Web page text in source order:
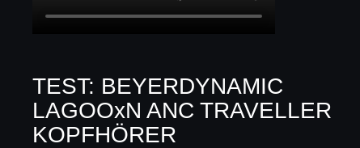
TEST: BEYERDYNAMIC
LAGOOxN ANC TRAVELLER
KOPFHÖRER